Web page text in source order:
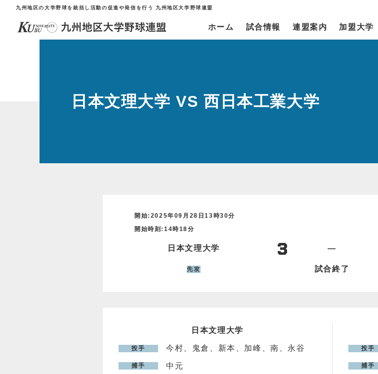
九州地区の大学野球を統括し活動の促進や発信を行う 九州地区大学野球連盟
ホーム 試合情報 連盟案内 加盟大学
日本文理大学 VS 西日本工業大学
開始:2025年09月28日13時30分
開始時刻:14時18分
日本文理大学 3 ―
先攻 試合終了
日本文理大学
投手 今村、鬼倉、新本、加峰、南、永谷
捕手 中元
投手
捕手